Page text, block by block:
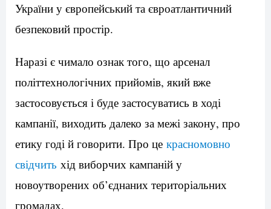
України у європейський та євроатлантичний
безпековий простір.
Наразі є чимало ознак того, що арсенал
політтехнологічних прийомів, який вже
застосовується і буде застосуватись в ході
кампанії, виходить далеко за межі закону, про
етику годі й говорити. Про це красномовно
свідчить хід виборчих кампаній у
новоутворених об’єднаних територіальних
громадах.